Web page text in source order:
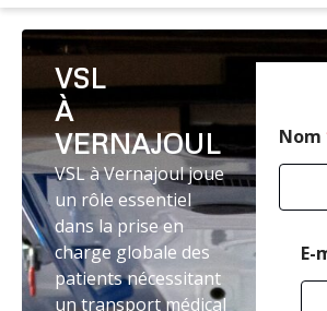
VSL
À
VERNAJOUL
VSL à Vernajoul joue
un rôle essentiel
dans la prise en
charge globale des
patients nécessitant
un transport médical
Nom
E-